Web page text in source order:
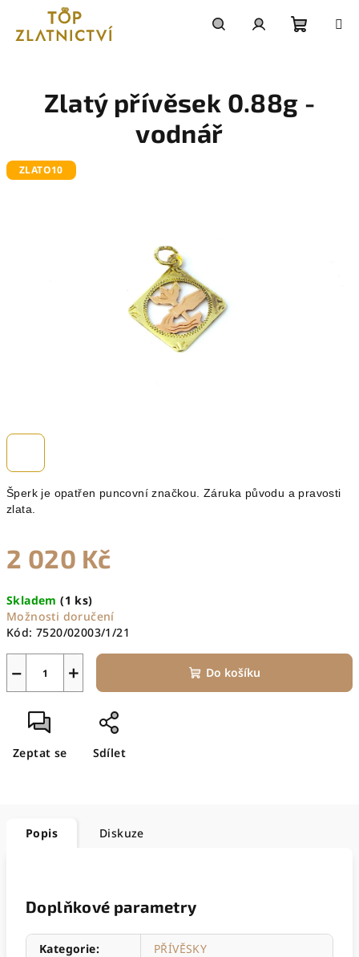
obsah
košík
Šperk je opatřen puncovní značkou. Záruka původu a pravosti
zlata.
2 020 Kč
cena:
Skladem(1 ks)
Možnosti doručení
Kód: 7520/02003/1/21
+
− Do košíku
Zeptat se Sdílet
Zlatý přívěsek 0.88g -
vodnář
ZLATO10
Popis Diskuze
Doplňkové parametry
Kategorie:
PŘÍVĚSKY